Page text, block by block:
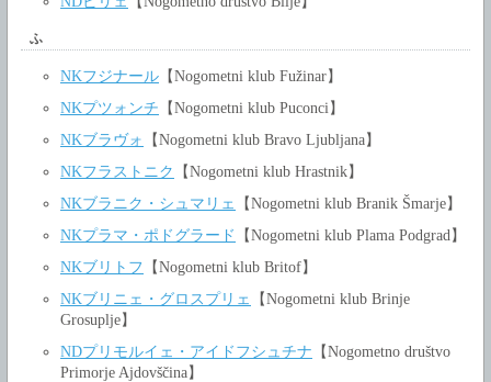
ふ
NKフジナール 【Nogometni klub Fužinar】
NKプツォンチ 【Nogometni klub Puconci】
NKブラヴォ
【Nogometni klub Bravo Ljubljana】
NKフラストニク
【Nogometni klub Hrastnik】
NKブラニク・シュマリェ
【Nogometni klub Branik Šmarje】
NKプラマ・ポドグラード
【Nogometni klub Plama Podgrad】
NKブリトフ 【Nogometni klub Britof】
NKブリニェ・グロスプリェ
【Nogometni klub Brinje
Grosuplje】
NDプリモルイェ・アイドフシュチナ 【Nogometno društvo
Primorje Ajdovščina】